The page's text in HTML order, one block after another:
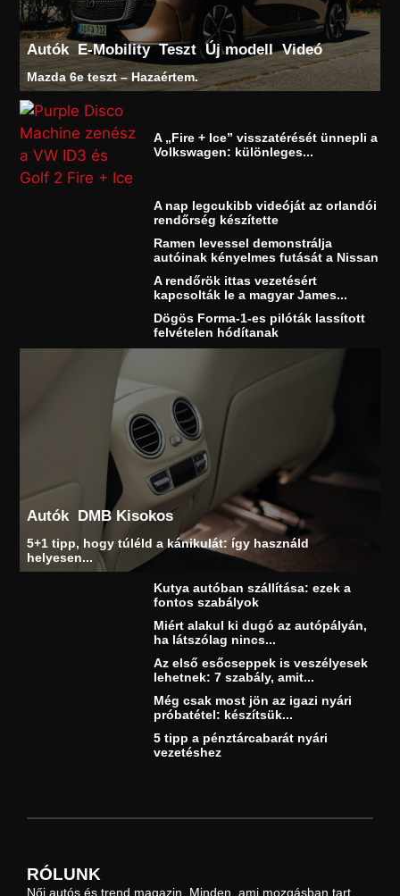
Autók E-Mobility Teszt Új modell Videó
Mazda 6e teszt – Hazaértem.
A „Fire + Ice” visszatérését ünnepli a
Volkswagen: különleges...
A nap legcukibb videóját az orlandói
rendőrség készítette
Ramen levessel demonstrálja
autóinak kényelmes futását a Nissan
A rendőrök ittas vezetésért
kapcsolták le a magyar James...
Dögös Forma-1-es pilóták lassított
felvételen hódítanak
Autók DMB Kisokos
5+1 tipp, hogy túléld a kánikulát: így használd
helyesen...
Kutya autóban szállítása: ezek a
fontos szabályok
Miért alakul ki dugó az autópályán,
ha látszólag nincs...
Az első esőcseppek is veszélyesek
lehetnek: 7 szabály, amit...
Még csak most jön az igazi nyári
próbatétel: készítsük...
5 tipp a pénztárcabarát nyári
vezetéshez
RÓLUNK
Női autós és trend magazin. Minden, ami mozgásban tart.